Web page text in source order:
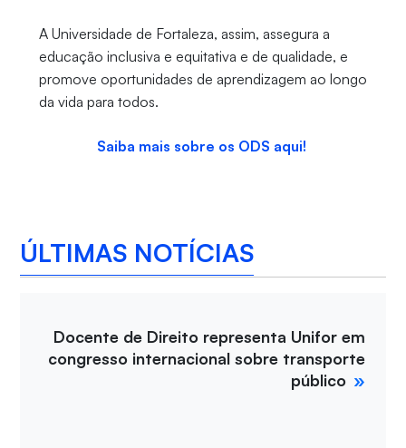
A Universidade de Fortaleza, assim, assegura a
educação inclusiva e equitativa e de qualidade, e
promove oportunidades de aprendizagem ao longo
da vida para todos.
Saiba mais sobre os ODS aqui!
ÚLTIMAS NOTÍCIAS
Docente de Direito representa Unifor em
congresso internacional sobre transporte
público